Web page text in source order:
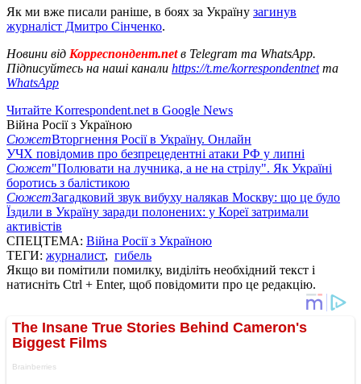
Як ми вже писали раніше, в боях за Україну загинув
журналіст Дмитро Сінченко.
Новини від Корреспондент.netв Telegram та WhatsApp.
Підписуйтесь на наші канали https://t.me/korrespondentnetта
WhatsApp
Читайте Korrespondent.net в Google News
Війна Росії з Україною
СюжетВторгнення Росії в Україну. Онлайн
УЧХ повідомив про безпрецедентні атаки РФ у липні
Сюжет"Полювати на лучника, а не на стрілу". Як Україні
боротись з балістикою
СюжетЗагадковий звук вибуху налякав Москву: що це було
Їздили в Україну заради полонених: у Кореї затримали
активістів
СПЕЦТЕМА: Війна Росії з Україною
ТЕГИ: журналист, гибель
Якщо ви помітили помилку, виділіть необхідний текст і
натисніть Ctrl + Enter, щоб повідомити про це редакцію.